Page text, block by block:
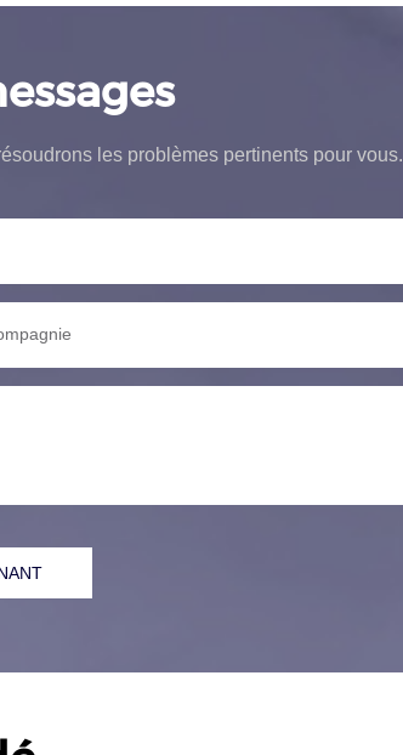
les problèmes pertinents pour vous.